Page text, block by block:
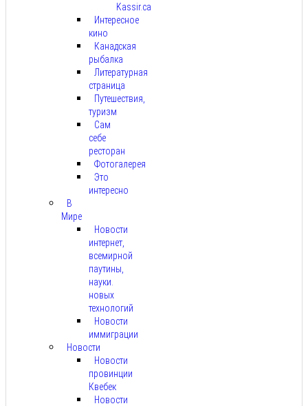
Kassir.ca
Интересное
кино
Канадская
рыбалка
Литературная
страница
Путешествия,
туризм
Сам
себе
ресторан
Фотогалерея
Это
интересно
В
Мире
Новости
интернет,
всемирной
паутины,
науки.
новых
технологий
Новости
иммиграции
Новости
Новости
провинции
Квебек
Новости